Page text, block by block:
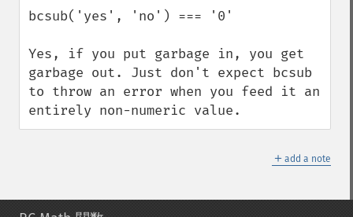
bcsub('yes', 'no') === '0'
Yes, if you put garbage in, you get
garbage out. Just don't expect bcsub
to throw an error when you feed it an
entirely non-numeric value.
＋ add a note